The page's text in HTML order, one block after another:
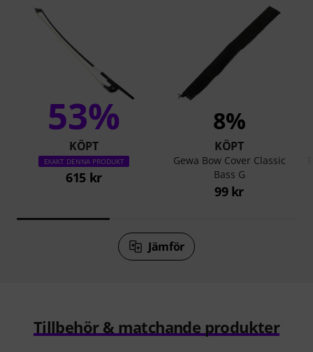
53%
KÖPT
EXAKT DENNA PRODUKT
615 kr
8%
KÖPT
Gewa Bow Cover Classic
Bass G
99 kr
Jämför
Tillbehör & matchande produkter